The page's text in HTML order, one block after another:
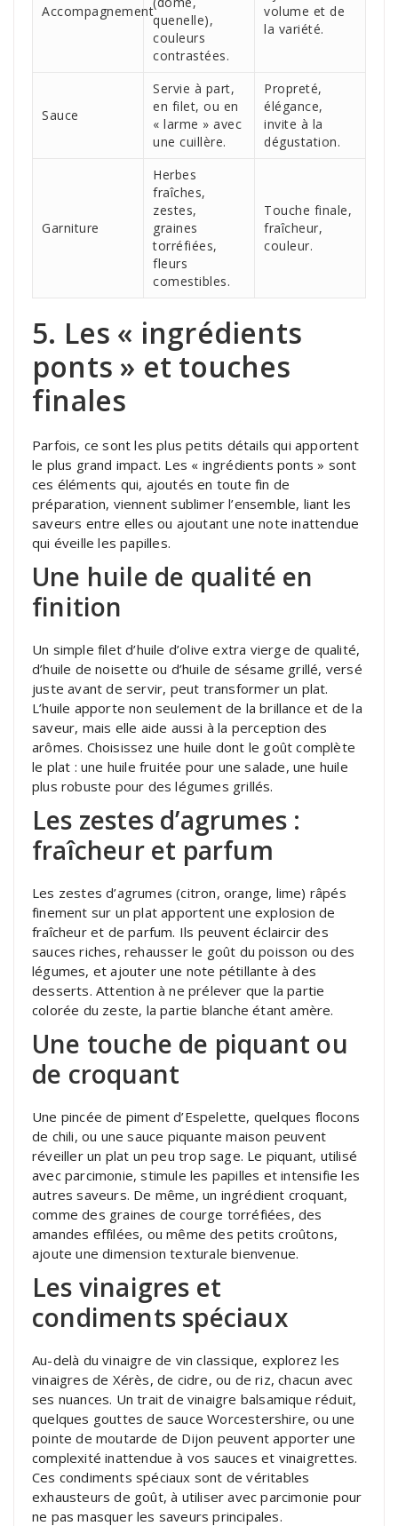
Accompagnement
quenelle),
couleurs
contrastées.
volume et de
la variété.
Sauce
Servie à part,
en filet, ou en
« larme » avec
une cuillère.
Propreté,
élégance,
invite à la
dégustation.
Garniture
Herbes
fraîches,
zestes,
graines
torréfiées,
fleurs
comestibles.
Touche finale,
fraîcheur,
couleur.
5. Les « ingrédients
ponts » et touches
finales
Parfois, ce sont les plus petits détails qui apportent
le plus grand impact. Les « ingrédients ponts » sont
ces éléments qui, ajoutés en toute fin de
préparation, viennent sublimer l’ensemble, liant les
saveurs entre elles ou ajoutant une note inattendue
qui éveille les papilles.
Une huile de qualité en
finition
Un simple filet d’huile d’olive extra vierge de qualité,
d’huile de noisette ou d’huile de sésame grillé, versé
juste avant de servir, peut transformer un plat.
L’huile apporte non seulement de la brillance et de la
saveur, mais elle aide aussi à la perception des
arômes. Choisissez une huile dont le goût complète
le plat : une huile fruitée pour une salade, une huile
plus robuste pour des légumes grillés.
Les zestes d’agrumes :
fraîcheur et parfum
Les zestes d’agrumes (citron, orange, lime) râpés
finement sur un plat apportent une explosion de
fraîcheur et de parfum. Ils peuvent éclaircir des
sauces riches, rehausser le goût du poisson ou des
légumes, et ajouter une note pétillante à des
desserts. Attention à ne prélever que la partie
colorée du zeste, la partie blanche étant amère.
Une touche de piquant ou
de croquant
Une pincée de piment d’Espelette, quelques flocons
de chili, ou une sauce piquante maison peuvent
réveiller un plat un peu trop sage. Le piquant, utilisé
avec parcimonie, stimule les papilles et intensifie les
autres saveurs. De même, un ingrédient croquant,
comme des graines de courge torréfiées, des
amandes effilées, ou même des petits croûtons,
ajoute une dimension texturale bienvenue.
Les vinaigres et
condiments spéciaux
Au-delà du vinaigre de vin classique, explorez les
vinaigres de Xérès, de cidre, ou de riz, chacun avec
ses nuances. Un trait de vinaigre balsamique réduit,
quelques gouttes de sauce Worcestershire, ou une
pointe de moutarde de Dijon peuvent apporter une
complexité inattendue à vos sauces et vinaigrettes.
Ces condiments spéciaux sont de véritables
exhausteurs de goût, à utiliser avec parcimonie pour
ne pas masquer les saveurs principales.